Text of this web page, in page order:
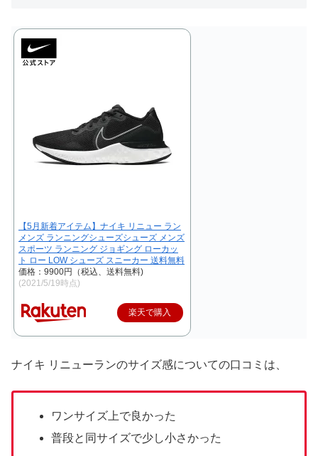
【5月新着アイテム】ナイキ リニュー ラン
メンズ ランニングシューズシューズ メンズ
スポーツ ランニング ジョギング ローカッ
ト ロー LOW シューズ スニーカー 送料無料
価格：9900円（税込、送料無料)
(2021/5/19時点)
楽天で購入
ナイキ リニューランのサイズ感についての口コミは、
ワンサイズ上で良かった
普段と同サイズで少し小さかった